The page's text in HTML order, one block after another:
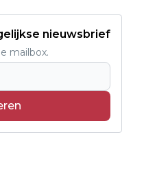
nieuwsbrief
mailbox.